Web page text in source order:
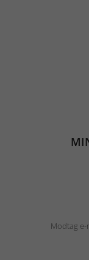
Modtag